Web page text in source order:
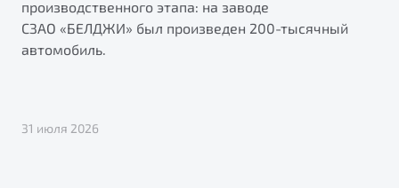
производственного этапа: на заводе
СЗАО «БЕЛДЖИ» был произведен 200-тысячный
автомобиль.
31 июля 2026